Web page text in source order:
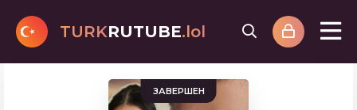
TURKRUTUBE.lol
ЗАВЕРШЕН